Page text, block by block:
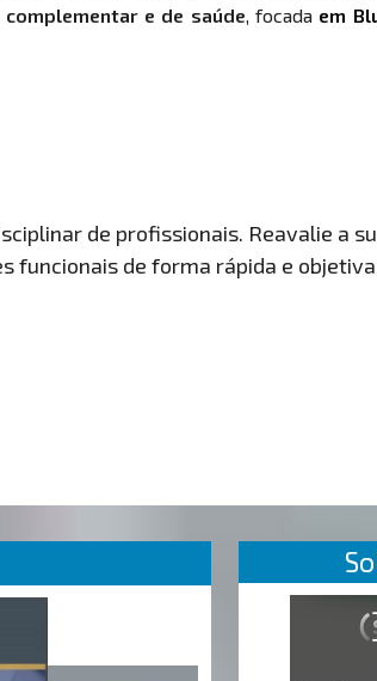
e de saúde, focada em
de profissionais. Reavalie a
funcionais de forma rápida e